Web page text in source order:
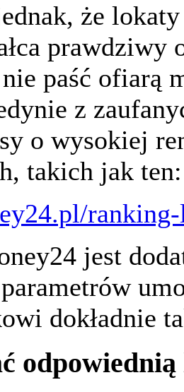
że
prawdziwy
paść ofiarą
z
o wysokiej
takich jak ten:
jest
dokładnie
odpowiednią